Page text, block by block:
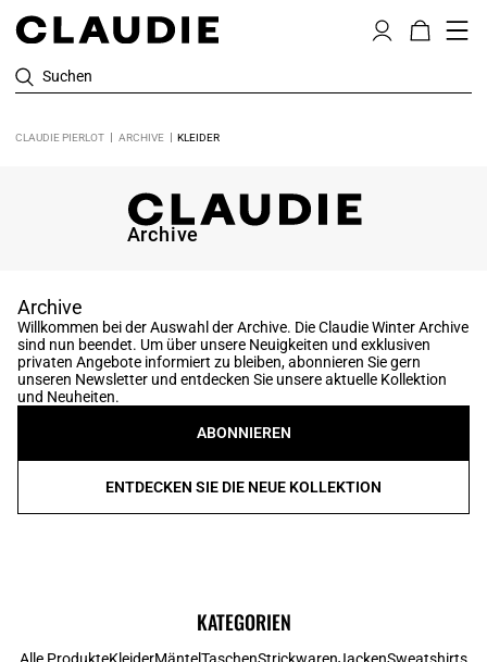
Suchen
CLAUDIE PIERLOT ARCHIVE KLEIDER
Archive
Archive
Willkommen bei der Auswahl der Archive. Die Claudie Winter Archive
sind nun beendet. Um über unsere Neuigkeiten und exklusiven
privaten Angebote informiert zu bleiben, abonnieren Sie gern
unseren Newsletter und entdecken Sie unsere aktuelle Kollektion
und Neuheiten.
ABONNIEREN
ENTDECKEN SIE DIE NEUE KOLLEKTION
KATEGORIEN
Alle ProdukteKleiderMäntelTaschenStrickwarenJackenSweatshirts